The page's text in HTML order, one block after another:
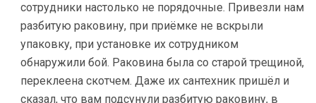
сотрудники настолько не порядочные. Привезли нам
разбитую раковину, при приёмке не вскрыли
упаковку, при установке их сотрудником
обнаружили бой. Раковина была со старой трещиной,
переклеена скотчем. Даже их сантехник пришёл и
сказал, что вам подсунули разбитую раковину, в